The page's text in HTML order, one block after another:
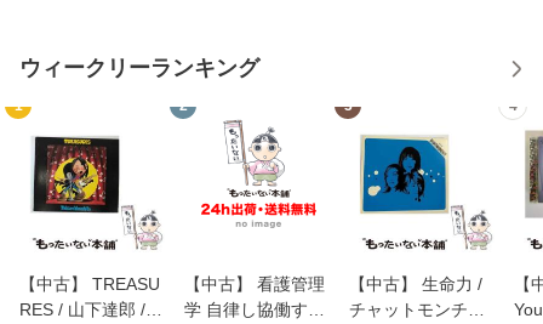
ウィークリーランキング
1
【中古】 TREASU
RES / 山下達郎 /
2
【中古】 看護管理
学 自律し協働する
3
【中古】 生命力 /
チャットモンチー /
4
【